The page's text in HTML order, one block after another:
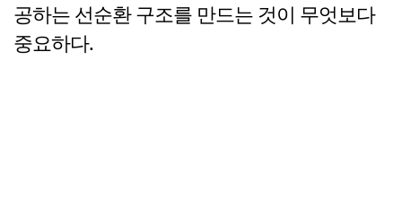
공하는 선순환 구조를 만드는 것이 무엇보다
중요하다.